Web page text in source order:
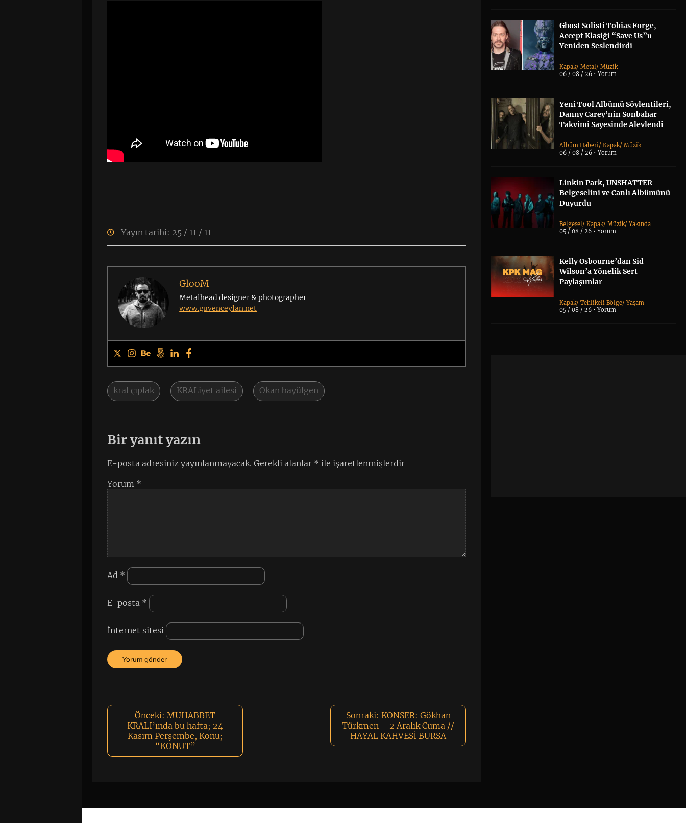
Yayın tarihi: 25 / 11 / 11
GlooM
Metalhead designer & photographer
www.guvenceylan.net
kral çıplak KRALiyet ailesi Okan bayülgen
Bir yanıt yazın
E-posta adresiniz yayınlanmayacak. Gerekli alanlar * ile işaretlenmişlerdir
Yorum *
Ad *
E-posta *
İnternet sitesi
Önceki: MUHABBET
KRALI’ında bu hafta; 24
Kasım Perşembe, Konu;
“KONUT”
Sonraki: KONSER: Gökhan
Türkmen – 2 Aralık Cuma //
HAYAL KAHVESİ BURSA
Ghost Solisti Tobias Forge,
Accept Klasiği “Save Us”u
Yeniden Seslendirdi
Kapak/Metal/Müzik
06 / 08 / 26 •Yorum
Yeni Tool Albümü Söylentileri,
Danny Carey’nin Sonbahar
Takvimi Sayesinde Alevlendi
Albüm Haberi/Kapak/Müzik
06 / 08 / 26 •Yorum
Linkin Park, UNSHATTER
Belgeselini ve Canlı Albümünü
Duyurdu
Belgesel/Kapak/Müzik/Yakında
05 / 08 / 26 •Yorum
Kelly Osbourne’dan Sid
Wilson’a Yönelik Sert
Paylaşımlar
Kapak/Tehlikeli Bölge/Yaşam
05 / 08 / 26 •Yorum